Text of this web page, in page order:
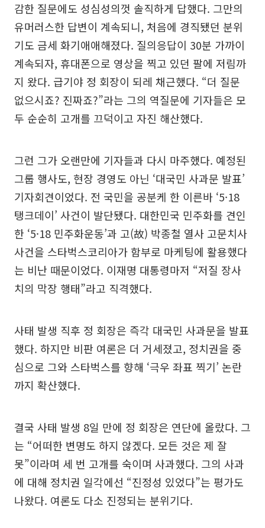
감한 질문에도 성심성의껏 솔직하게 답했다. 그만의
유머러스한 답변이 계속되니, 처음에 경직됐던 분위
기도 금세 화기애애해졌다. 질의응답이 30분 가까이
계속되자, 휴대폰으로 영상을 찍고 있던 팔에 저림까
지 왔다. 급기야 정 회장이 되레 채근했다. “더 질문
없으시죠? 진짜죠?”라는 그의 역질문에 기자들은 모
두 순순히 고개를 끄덕이고 자진 해산했다.
그런 그가 오랜만에 기자들과 다시 마주했다. 예정된
그룹 행사도, 현장 경영도 아닌 ‘대국민 사과문 발표’
기자회견이었다. 전 국민을 공분케 한 이른바 ‘5·18
탱크데이’ 사건이 발단됐다. 대한민국 민주화를 견인
한 ‘5·18 민주화운동’과 고(故) 박종철 열사 고문치사
사건을 스타벅스코리아가 함부로 마케팅에 활용했다
는 비난 때문이었다. 이재명 대통령마저 “저질 장사
치의 막장 행태”라고 직격했다.
사태 발생 직후 정 회장은 즉각 대국민 사과문을 발표
했다. 하지만 비판 여론은 더 거세졌고, 정치권을 중
심으로 그와 스타벅스를 향해 ‘극우 좌표 찍기’ 논란
까지 확산했다.
결국 사태 발생 8일 만에 정 회장은 연단에 올랐다. 그
는 “어떠한 변명도 하지 않겠다. 모든 것은 제 잘
못”이라며 세 번 고개를 숙이며 사과했다. 그의 사과
에 대해 정치권 일각에선 “진정성 있었다”는 평가도
나왔다. 여론도 다소 진정되는 분위기다.